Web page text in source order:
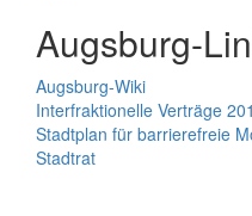
Augsburg-
Augsburg-Wiki
Interfraktionelle Verträge
Stadtplan für barrierefreie
Stadtrat